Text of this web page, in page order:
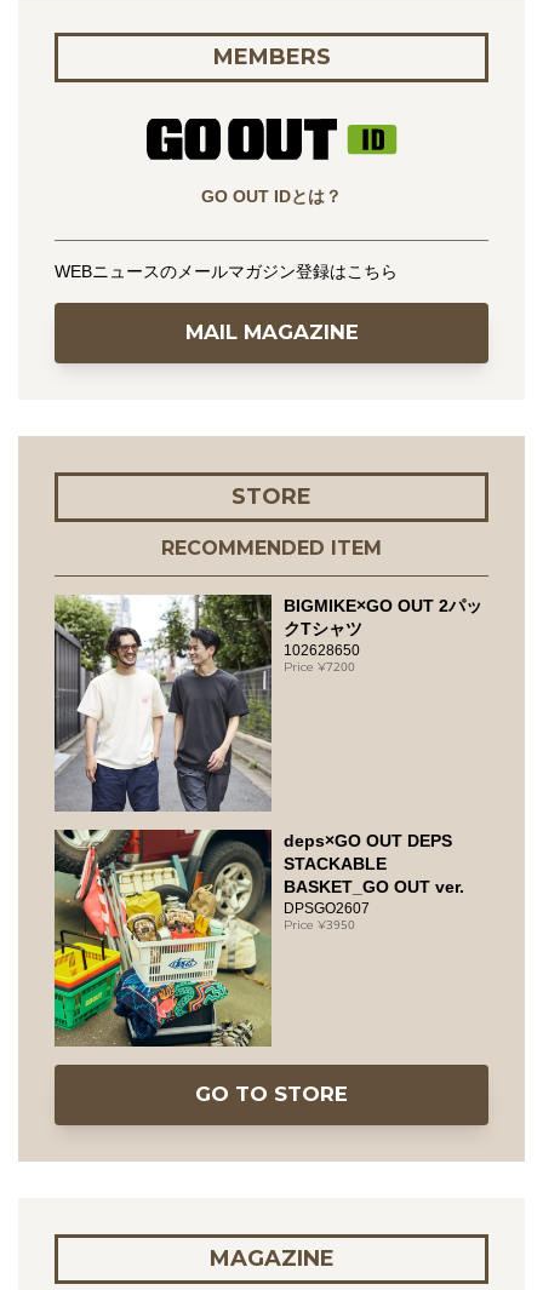
MEMBERS
GO OUT IDとは？
WEBニュースのメールマガジン登録はこちら
MAIL MAGAZINE
STORE
RECOMMENDED ITEM
BIGMIKE×GO OUT 2パッ
クTシャツ
102628650
7200
deps×GO OUT DEPS
STACKABLE
BASKET_GO OUT ver.
DPSGO2607
3950
GO TO STORE
MAGAZINE